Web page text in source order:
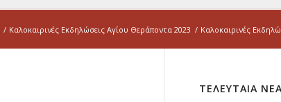
/ Καλοκαιρινές Εκδηλώσεις Αγίου Θεράποντα 2023 / Καλοκαιρινές
ΤΕΛΕΥΤΑΙΑ